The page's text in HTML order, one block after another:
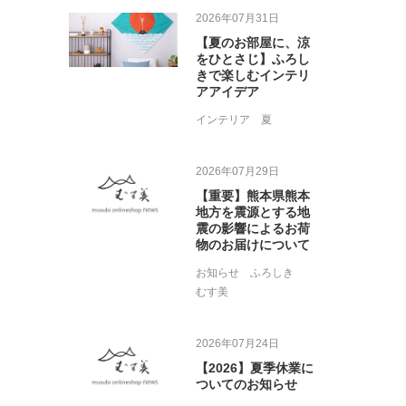
2026年07月31日
【夏のお部屋に、涼
をひとさじ】ふろし
きで楽しむインテリ
アアイデア
インテリア 夏
2026年07月29日
【重要】熊本県熊本
地方を震源とする地
震の影響によるお荷
物のお届けについて
お知らせ
ふろしき
むす美
2026年07月24日
【2026】夏季休業に
ついてのお知らせ